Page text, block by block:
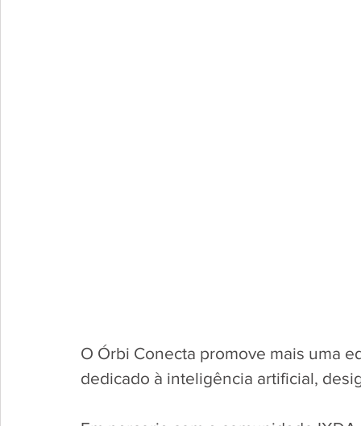
O Órbi Conecta promove mais uma
dedicado à inteligência artificial,